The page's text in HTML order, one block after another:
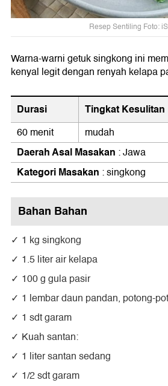
Resep Sentiling Foto:
Warna-warni getuk singkong ini
kenyal legit dengan renyah kelapa
Durasi Tingkat Kesulitan
60 menit mudah
Daerah Asal Masakan : Jawa
Kategori Masakan : singkong
Bahan Bahan
1 kg singkong
1.5 liter air kelapa
100 g gula pasir
1 lembar daun pandan, potong-
1 sdt garam
Kuah santan:
1 liter santan sedang
1/2 sdt garam